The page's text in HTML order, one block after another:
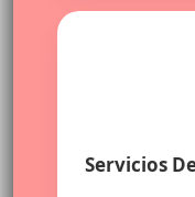
Servicios